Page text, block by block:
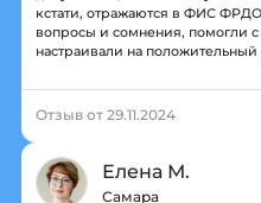
кстати, отражаются в ФИС
вопросы и сомнения, помогли
настраивали на
Отзыв от 29.11.2024
Елена М.
Самара